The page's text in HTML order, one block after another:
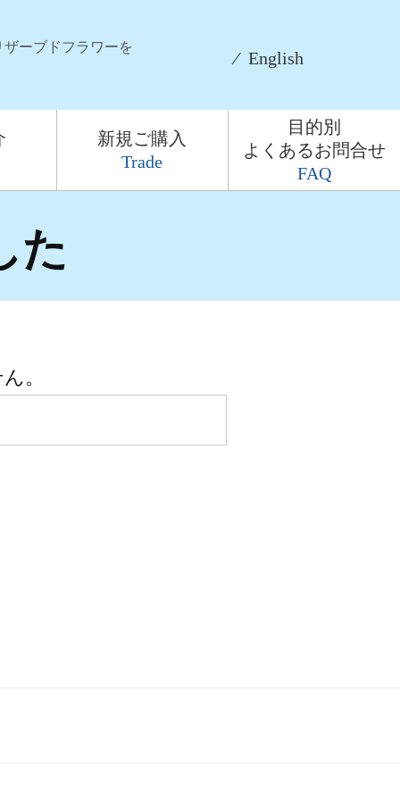
ーブドフラワーを
⁄ English
新規ご購入
Trade
目的別
よくあるお問合せ
FAQ
た
。